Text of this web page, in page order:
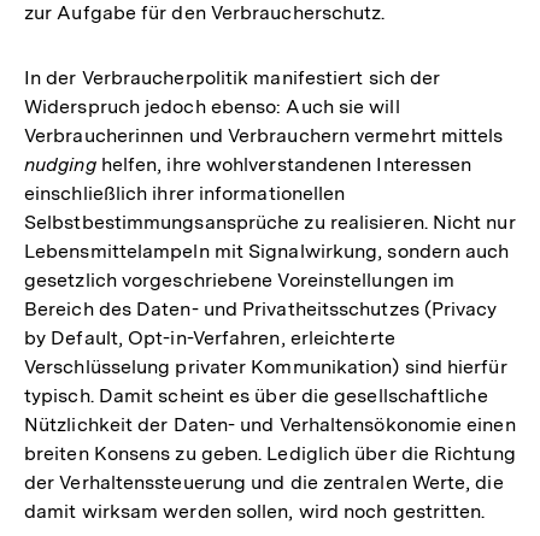
zur Aufgabe für den Verbraucherschutz.
In der Verbraucherpolitik manifestiert sich der
Widerspruch jedoch ebenso: Auch sie will
Verbraucherinnen und Verbrauchern vermehrt mittels
nudginghelfen, ihre wohlverstandenen Interessen
einschließlich ihrer informationellen
Selbstbestimmungsansprüche zu realisieren. Nicht nur
Lebensmittelampeln mit Signalwirkung, sondern auch
gesetzlich vorgeschriebene Voreinstellungen im
Bereich des Daten- und Privatheitsschutzes (Privacy
by Default, Opt-in-Verfahren, erleichterte
Verschlüsselung privater Kommunikation) sind hierfür
typisch. Damit scheint es über die gesellschaftliche
Nützlichkeit der Daten- und Verhaltensökonomie einen
breiten Konsens zu geben. Lediglich über die Richtung
der Verhaltenssteuerung und die zentralen Werte, die
damit wirksam werden sollen, wird noch gestritten.